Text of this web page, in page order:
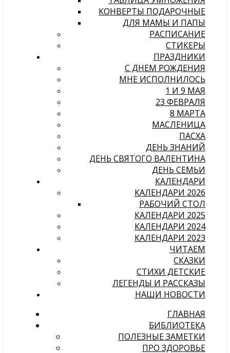
КОНВЕРТЫ ПОДАРОЧНЫЕ
ДЛЯ МАМЫ И ПАПЫ
РАСПИСАНИЕ
СТИКЕРЫ
ПРАЗДНИКИ
С ДНЕМ РОЖДЕНИЯ
МНЕ ИСПОЛНИЛОСЬ
1 И 9 МАЯ
23 ФЕВРАЛЯ
8 МАРТА
МАСЛЕНИЦА
ПАСХА
ДЕНЬ ЗНАНИЙ
ДЕНЬ СВЯТОГО ВАЛЕНТИНА
ДЕНЬ СЕМЬИ
КАЛЕНДАРИ
КАЛЕНДАРИ 2026
РАБОЧИЙ СТОЛ
КАЛЕНДАРИ 2025
КАЛЕНДАРИ 2024
КАЛЕНДАРИ 2023
ЧИТАЕМ
СКАЗКИ
СТИХИ ДЕТСКИЕ
ЛЕГЕНДЫ И РАССКАЗЫ
НАШИ НОВОСТИ
ГЛАВНАЯ
БИБЛИОТЕКА
ПОЛЕЗНЫЕ ЗАМЕТКИ
ПРО ЗДОРОВЬЕ